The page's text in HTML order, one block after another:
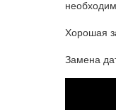
Хорошая
Замена